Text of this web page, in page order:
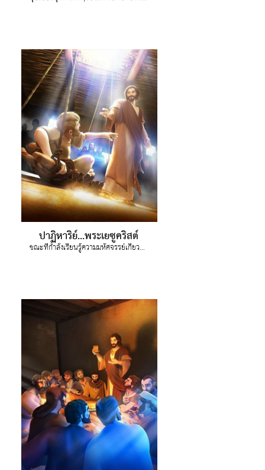
ปาฏิหาริย์...พระเยซูคริสต์
ขณะที่กำลังเรียนรู้ความมหัศจรรย์เกี่ยวกับพระเยซู คริสเริ่มเข้าใจแล้วว่า พลังมหัศจรรย์ที่แท้แจริงมาจากพระเจ้าเท่านั้น